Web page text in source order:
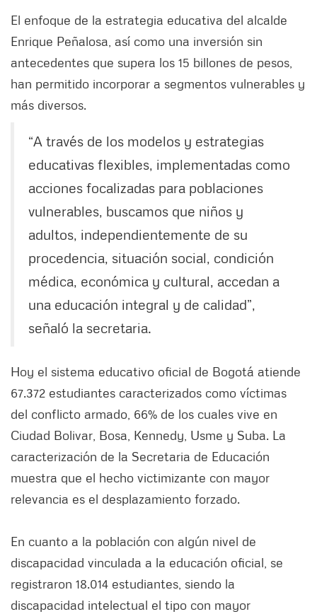
El enfoque de la estrategia educativa del alcalde
Enrique Peñalosa, así como una inversión sin
antecedentes que supera los 15 billones de pesos,
han permitido incorporar a segmentos vulnerables y
más diversos.
“A través de los modelos y estrategias
educativas flexibles, implementadas como
acciones focalizadas para poblaciones
vulnerables, buscamos que niños y
adultos, independientemente de su
procedencia, situación social, condición
médica, económica y cultural, accedan a
una educación integral y de calidad”,
señaló la secretaria.
Hoy el sistema educativo oficial de Bogotá atiende
67.372 estudiantes caracterizados como víctimas
del conflicto armado, 66% de los cuales vive en
Ciudad Bolivar, Bosa, Kennedy, Usme y Suba. La
caracterización de la Secretaria de Educación
muestra que el hecho victimizante con mayor
relevancia es el desplazamiento forzado.
En cuanto a la población con algún nivel de
discapacidad vinculada a la educación oficial, se
registraron 18.014 estudiantes, siendo la
discapacidad intelectual el tipo con mayor